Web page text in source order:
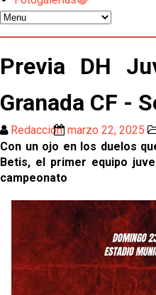
gestión de un inválido
Atlético y Getafe agitan
Luis García Plaza: No
El Sevilla FC plantea
más antes del cierre
Djibril Sow pone rumbo
contrato con el Genoa
Kochorashvili, seria
del campo sevillista
Previa DH
Granada CF -
Redacción marzo 22, 2025
Con un ojo en los duelos
Betis, el primer equipo
campeonato